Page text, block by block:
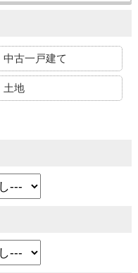
中古一戸建て
土地